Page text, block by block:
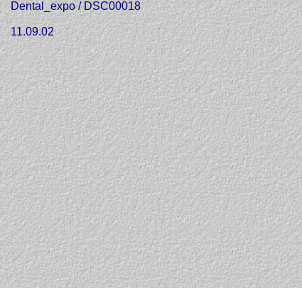
Dental_expo / DSC00018
11.09.02